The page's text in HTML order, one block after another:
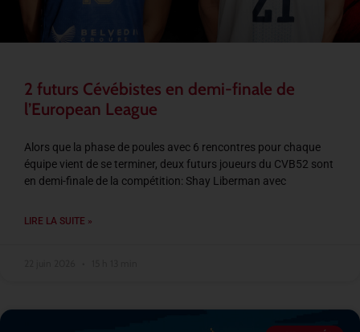
2 futurs Cévébistes en demi-finale de
l’European League
Alors que la phase de poules avec 6 rencontres pour chaque
équipe vient de se terminer, deux futurs joueurs du CVB52 sont
en demi-finale de la compétition: Shay Liberman avec
LIRE LA SUITE »